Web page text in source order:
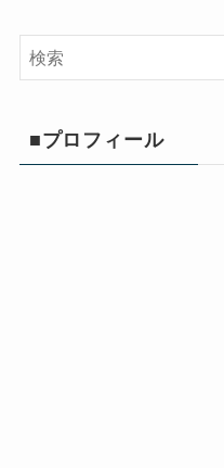
■プロフィール